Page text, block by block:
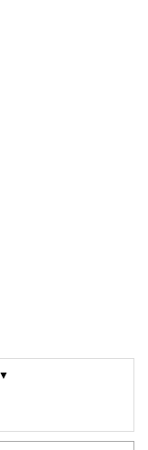
に関する記事を、日々